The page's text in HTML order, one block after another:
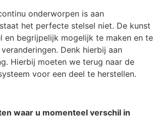
onderworpen is aan
het perfecte stelsel niet. De kunst
en begrijpelijk mogelijk te maken en te
Denk hierbij aan
Hierbij moeten we terug naar de
voor een deel te herstellen.
waar u momenteel verschil in